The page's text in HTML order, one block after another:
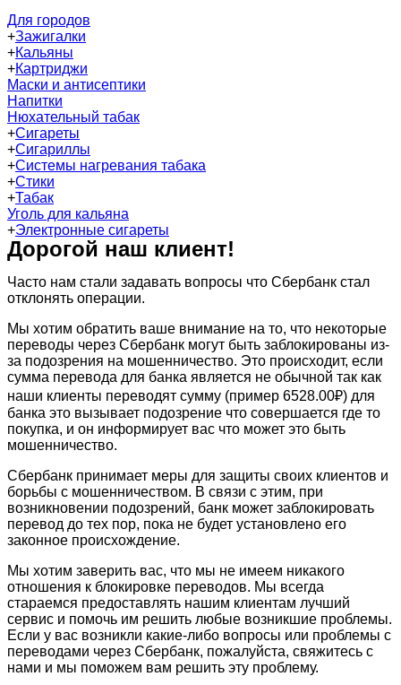
Для городов
+Зажигалки
+Кальяны
+Картриджи
Маски и антисептики
Напитки
Нюхательный табак
+Сигареты
+Сигариллы
+Системы нагревания табака
+Стики
+Табак
Уголь для кальяна
+Электронные сигареты
Дорогой наш клиент!
Часто нам стали задавать вопросы что Сбербанк стал
отклонять операции.
Мы хотим обратить ваше внимание на то, что некоторые
переводы через Сбербанк могут быть заблокированы из-
за подозрения на мошенничество. Это происходит, если
сумма перевода для банка является не обычной так как
наши клиенты переводят сумму (пример 6528.00₽) для
банка это вызывает подозрение что совершается где то
покупка, и он информирует вас что может это быть
мошенничество.
Сбербанк принимает меры для защиты своих клиентов и
борьбы с мошенничеством. В связи с этим, при
возникновении подозрений, банк может заблокировать
перевод до тех пор, пока не будет установлено его
законное происхождение.
Мы хотим заверить вас, что мы не имеем никакого
отношения к блокировке переводов. Мы всегда
стараемся предоставлять нашим клиентам лучший
сервис и помочь им решить любые возникшие проблемы.
Если у вас возникли какие-либо вопросы или проблемы с
переводами через Сбербанк, пожалуйста, свяжитесь с
нами и мы поможем вам решить эту проблему.